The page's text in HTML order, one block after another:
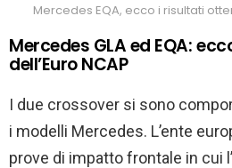
Mercedes EQA, ecco i risultati
Mercedes GLA ed EQA:
dell’Euro NCAP
I due crossover si sono
i modelli Mercedes. L’ente
prove di impatto frontale in cui